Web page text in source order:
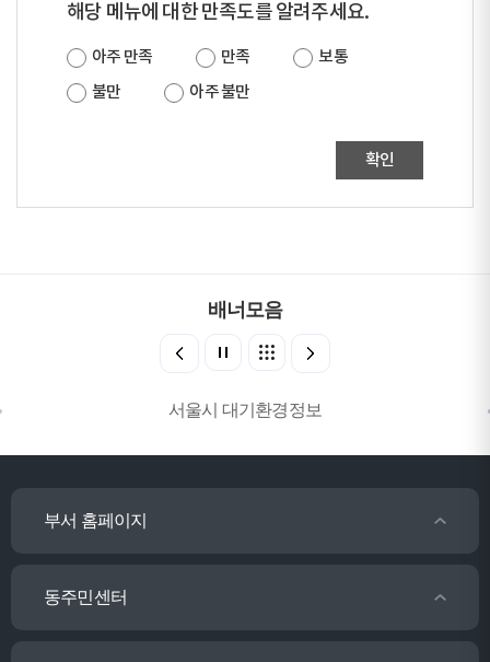
해당 메뉴에 대한 만족도를 알려주세요.
아주 만족 만족
보통
불만
아주 불만
확인
배너모음
서울시 대기환경정보
부서 홈페이지
동주민센터